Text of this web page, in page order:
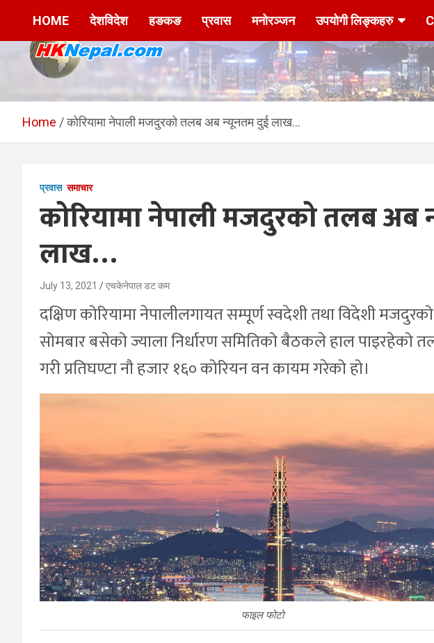
HKNepal.com –
हङकङबाट सञ्चालित पहिलो
hknepal, hknepal.com, hk nepal, hk nepal com
HOME देशविदेश हङकङ प्रवास मनोरञ्जन उपयोगी लिङ्कहरु
Home कोरियामा नेपाली मजदुरको तलब अब न्यूनतम दुई लाख…
प्रवास समाचार
कोरियामा नेपाली मजदुरको तलब अब
लाख…
July 13, 2021 एचकेनेपाल डट कम
दक्षिण कोरियामा नेपालीलगायत सम्पूर्ण स्वदेशी तथा विदेशी
सोमबार बसेको ज्याला निर्धारण समितिको बैठकले हाल पाइरहेको
गरी प्रतिघण्टा नौ हजार १६० कोरियन वन कायम गरेको हो।
फाइल फोटो